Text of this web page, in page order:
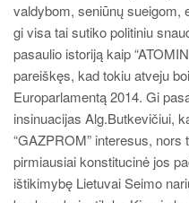
valdybom, seniūnų sueigom,
gi visa tai sutiko politiniu
pasaulio istoriją kaip
pareiškęs, kad tokiu atveju
Europarlamentą 2014. Gi
insinuacijas Alg.Butkevičiui,
“GAZPROM” interesus,
pirmiausiai konstitucinė jos
ištikimybę Lietuvai Seimo